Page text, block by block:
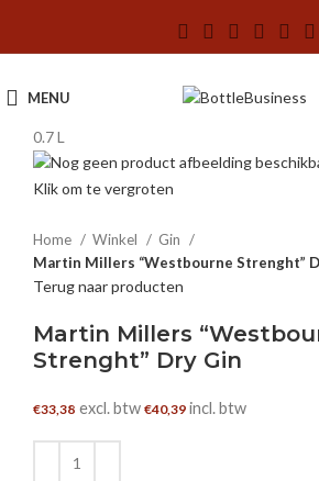
MENU
0.7 L
Klik om te vergroten
Home Winkel
Gin
Martin Millers “Westbourne Strenght”
Terug naar producten
Martin Millers
Strenght” Dry Gin
€33,38 excl. btw €40,39 incl. btw